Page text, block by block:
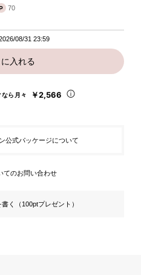
70
08/31 23:59
入れる
ら月々 ￥2,566
公式パッケージについて
てのお問い合わせ
く（100ptプレゼント）